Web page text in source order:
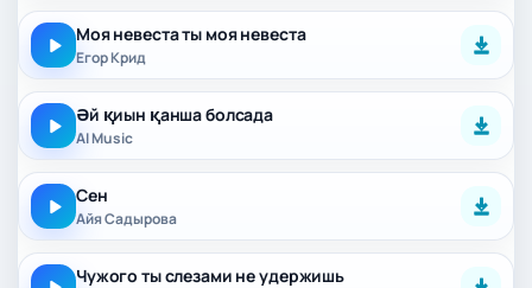
Моя невеста ты моя невеста
Егор Крид
Әй қиын қанша болсада
AI Music
Сен
Айя Садырова
Чужого ты слезами не удержишь